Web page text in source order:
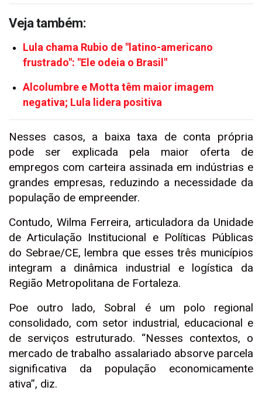
Veja também:
Lula chama Rubio de "latino-americano
frustrado": "Ele odeia o Brasil"
Alcolumbre e Motta têm maior imagem
negativa; Lula lidera positiva
Nesses casos, a baixa taxa de conta própria
pode ser explicada pela maior oferta de
empregos com carteira assinada em indústrias e
grandes empresas, reduzindo a necessidade da
população de empreender.
Contudo, Wilma Ferreira, articuladora da Unidade
de Articulação Institucional e Políticas Públicas
do Sebrae/CE, lembra que esses três municípios
integram a dinâmica industrial e logística da
Região Metropolitana de Fortaleza.
Poe outro lado, Sobral é um polo regional
consolidado, com setor industrial, educacional e
de serviços estruturado. “Nesses contextos, o
mercado de trabalho assalariado absorve parcela
significativa da população economicamente
ativa”, diz.